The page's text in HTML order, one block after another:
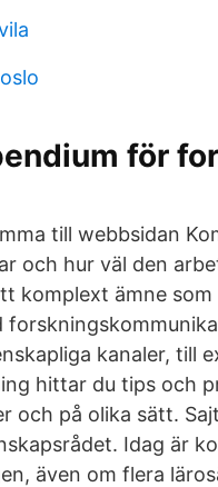
för
till webbsidan
och hur väl den
komplext ämne
kanaler, till
hittar du tips och
och på olika sätt.
Idag är
även om flera